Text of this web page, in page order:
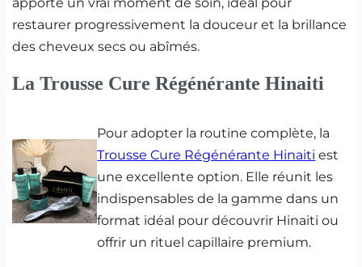
restaurer progressivement la douceur et la brillance
des cheveux secs ou abîmés.
La Trousse Cure Régénérante Hinaiti
Pour adopter la routine complète, la
Trousse Cure Régénérante Hinaiti est
une excellente option. Elle réunit les
indispensables de la gamme dans un
format idéal pour découvrir Hinaiti ou
offrir un rituel capillaire premium.